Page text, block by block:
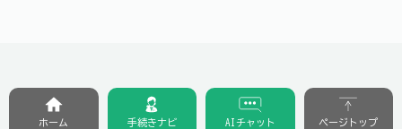
ホーム 手続きナビ AIチャット ページトップ